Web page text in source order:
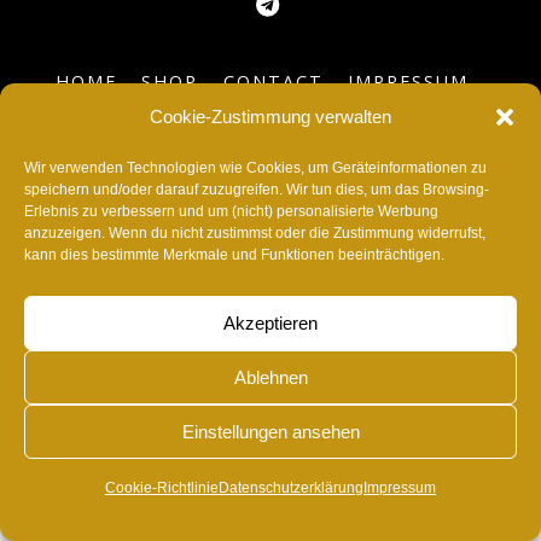
Cookie-Zustimmung verwalten
Wir verwenden Technologien wie Cookies, um Geräteinformationen zu
speichern und/oder darauf zuzugreifen. Wir tun dies, um das Browsing-
Erlebnis zu verbessern und um (nicht) personalisierte Werbung
anzuzeigen. Wenn du nicht zustimmst oder die Zustimmung widerrufst,
kann dies bestimmte Merkmale und Funktionen beeinträchtigen.
Akzeptieren
Ablehnen
Einstellungen ansehen
Cookie-Richtlinie Datenschutzerklärung Impressum
HOME SHOP CONTACT
IMPRESSUM
DATENSCHUTZERKLÄRUNG
SUPPORT
©RvonA2026